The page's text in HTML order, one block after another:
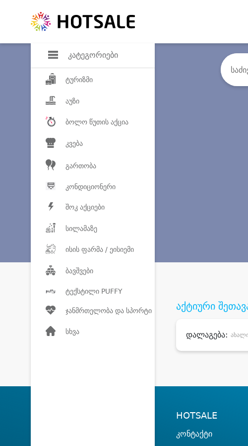
კატეგორიები
ტურიზმი
აუზი
ბოლო წუთის აქცია
კვება
გართობა
კონდიციონერი
შოკ აქციები
სილამაზე
ისის ფარმა / ეისიემი
ბავშვები
ტექსტილი PUFFY
ჯანმრთელობა და სპორტი
სხვა
აქტიური
დალაგება:
HOTSALE
კონტაქტი